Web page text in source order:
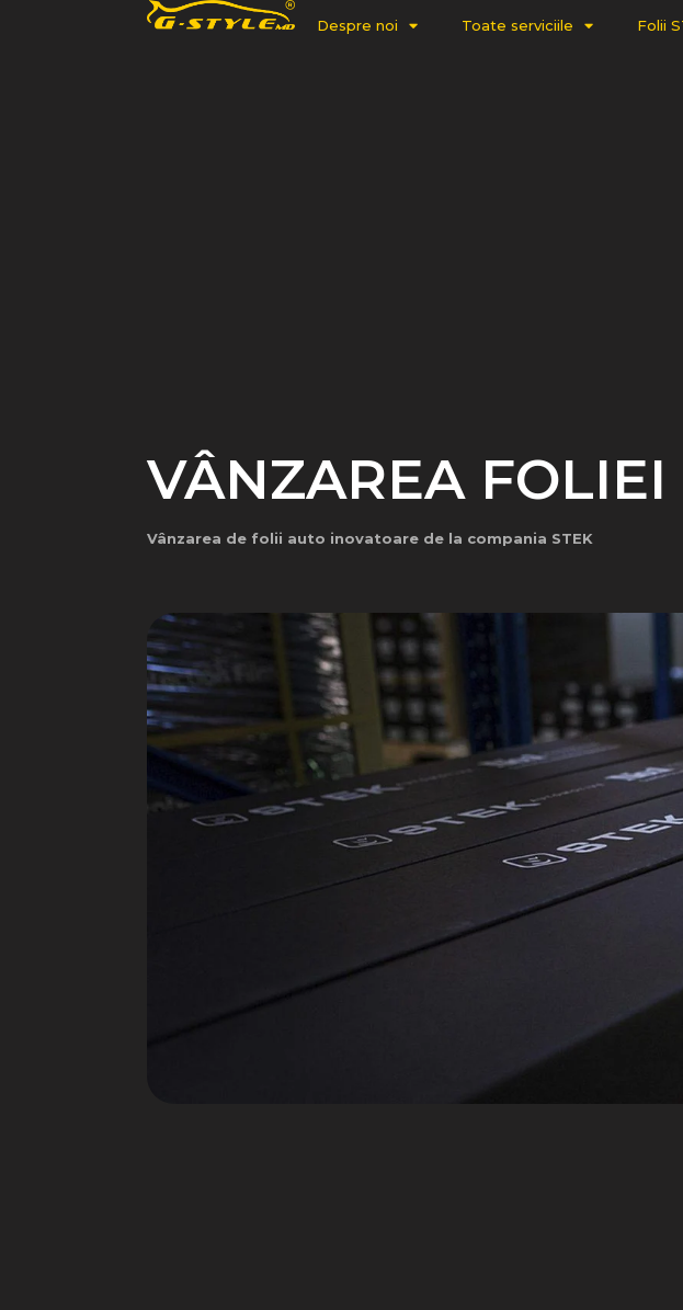
Despre noi Toate serviciile Folii
VÂNZAREA
Vânzarea de folii auto inovatoare de la compania STEK